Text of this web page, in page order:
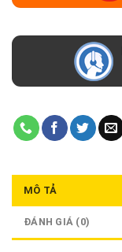
MÔ TẢ
ĐÁNH GIÁ (0)